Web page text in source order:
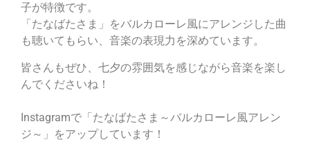
子が特徴です。
「たなばたさま」をバルカローレ風にアレンジした曲
も聴いてもらい、音楽の表現力を深めています。
皆さんもぜひ、七夕の雰囲気を感じながら音楽を楽し
んでくださいね！
Instagramで「たなばたさま～バルカローレ風アレン
ジ～」をアップしています！